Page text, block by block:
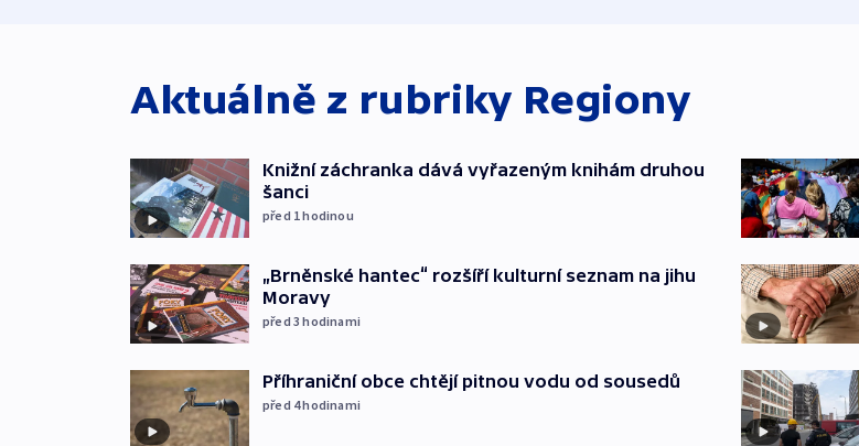
Aktuálně z rubriky Regiony
Knižní záchranka dává vyřazeným knihám druhou
šanci
před 1hodinou
„Brněnské hantec“ rozšíří kulturní seznam na jihu
Moravy
před 3hodinami
Příhraniční obce chtějí pitnou vodu od sousedů
před 4hodinami